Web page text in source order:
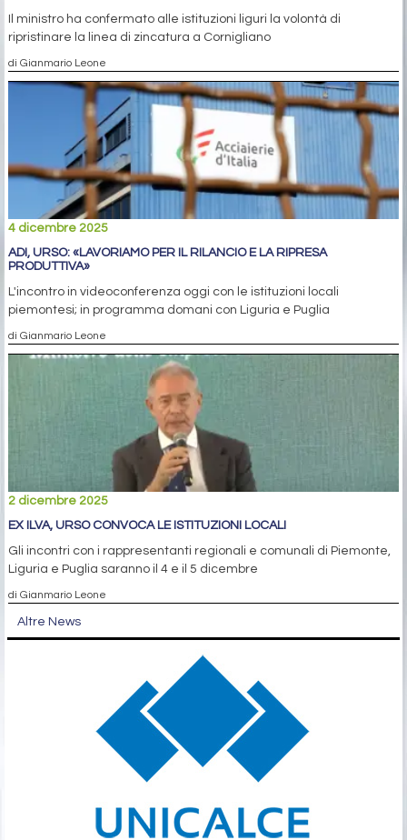
Il ministro ha confermato alle istituzioni liguri la volontà di
ripristinare la linea di zincatura a Cornigliano
di Gianmario Leone
4 dicembre 2025
ADI, URSO: «LAVORIAMO PER IL RILANCIO E LA RIPRESA
PRODUTTIVA»
L'incontro in videoconferenza oggi con le istituzioni locali
piemontesi; in programma domani con Liguria e Puglia
di Gianmario Leone
2 dicembre 2025
EX ILVA, URSO CONVOCA LE ISTITUZIONI LOCALI
Gli incontri con i rappresentanti regionali e comunali di Piemonte,
Liguria e Puglia saranno il 4 e il 5 dicembre
di Gianmario Leone
Altre News